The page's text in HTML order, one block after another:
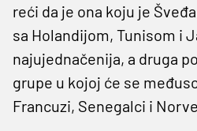
reći da je ona koju je
sa Holandijom, Tunisom i
najujednačenija, a druga
grupe u kojoj će se
Francuzi, Senegalci i